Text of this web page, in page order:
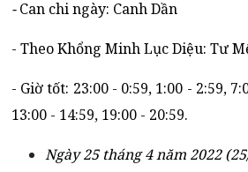
-Can chi ngày: Canh Dần
- Theo Khổng Minh Lục Diệu: Tư
- Giờ tốt: 23:00 - 0:59, 1:00 - 2:59,
13:00 - 14:59, 19:00 - 20:59.
Ngày 25 tháng 4 năm 2022